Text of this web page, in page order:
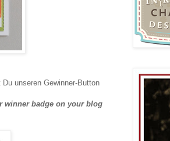
unseren Gewinner-Button
winner badge on your blog